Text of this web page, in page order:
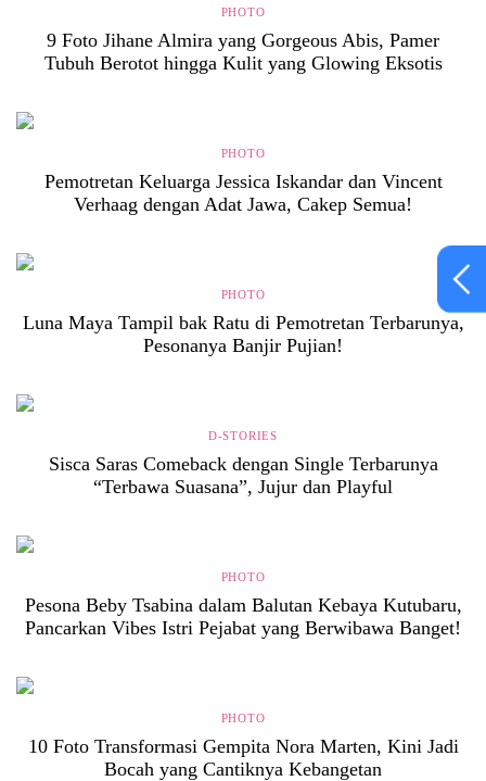
PHOTO
9 Foto Jihane Almira yang Gorgeous Abis, Pamer
Tubuh Berotot hingga Kulit yang Glowing Eksotis
PHOTO
Pemotretan Keluarga Jessica Iskandar dan Vincent
Verhaag dengan Adat Jawa, Cakep Semua!
PHOTO
Luna Maya Tampil bak Ratu di Pemotretan Terbarunya,
Pesonanya Banjir Pujian!
D-STORIES
Sisca Saras Comeback dengan Single Terbarunya
“Terbawa Suasana”, Jujur dan Playful
PHOTO
Pesona Beby Tsabina dalam Balutan Kebaya Kutubaru,
Pancarkan Vibes Istri Pejabat yang Berwibawa Banget!
PHOTO
10 Foto Transformasi Gempita Nora Marten, Kini Jadi
Bocah yang Cantiknya Kebangetan